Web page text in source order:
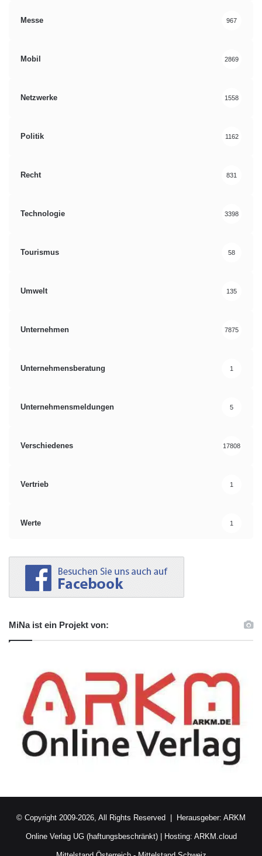
Messe 967
Mobil 2869
Netzwerke 1558
Politik 1162
Recht 831
Technologie 3398
Tourismus 58
Umwelt 135
Unternehmen 7875
Unternehmensberatung 1
Unternehmensmeldungen 5
Verschiedenes 17808
Vertrieb 1
Werte 1
MiNa ist ein Projekt von:
© Copyright 2009-2026, All Rights Reserved | Herausgeber: ARKM
Online Verlag UG (haftungsbeschränkt)| Hosting: ARKM.cloud